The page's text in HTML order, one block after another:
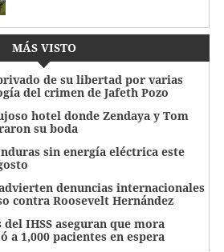
MÁS VISTO
de su libertad por varias
del crimen de Jafeth Pozo
hotel donde Zendaya y Tom
su boda
sin energía eléctrica este
denuncias internacionales
contra Roosevelt Hernández
IHSS aseguran que mora
a 1,000 pacientes en espera